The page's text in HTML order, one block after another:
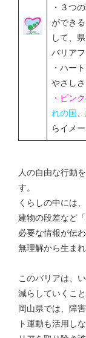
・３つ
ができ
して、
バリア
・ハー
やさしさ
・ピン
れの国
らイメ
人の自由な行動
す。
くらしの中には
建物の段差など
必要な情報が伝
無理解から生ま
このバリアは、
減らしていくこと
岡山県では、障
ト運動も活用し